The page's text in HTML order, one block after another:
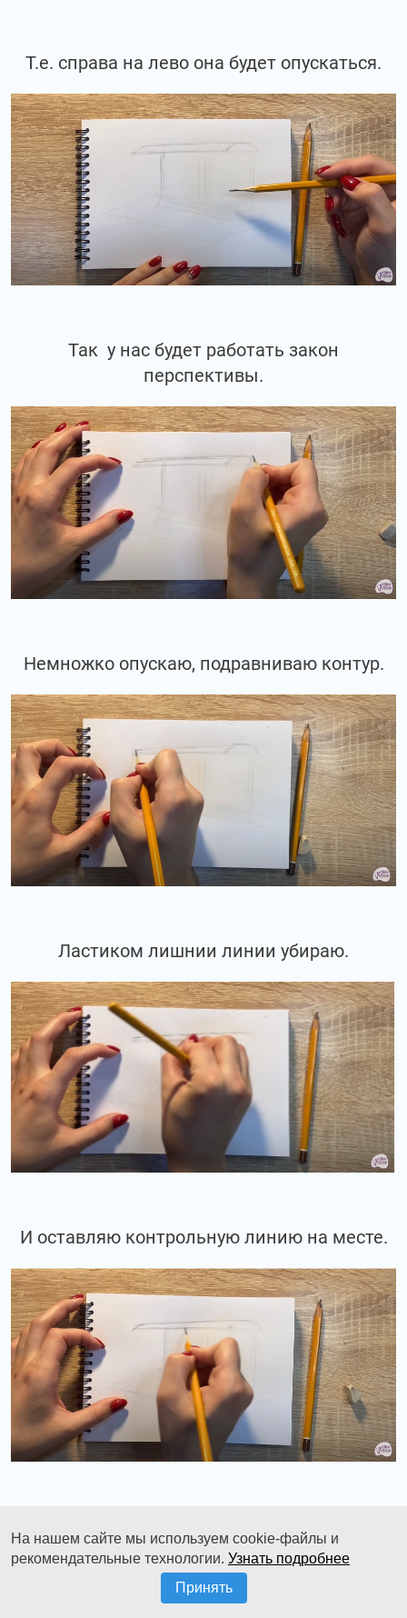
Т.е. справа на лево она будет опускаться.
Так у нас будет работать закон
перспективы.
Немножко опускаю, подравниваю контур.
Ластиком лишнии линии убираю.
И оставляю контрольную линию на месте.
Далее, нижняя линия будет проходить,
такая толщинка.
На нашем сайте мы используем cookie-файлы и
рекомендательные технологии. Узнать подробнее
Принять